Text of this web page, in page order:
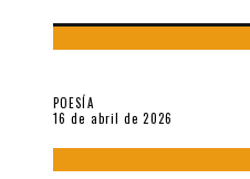
POESÍA
16 de abril de 2026